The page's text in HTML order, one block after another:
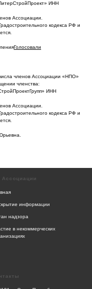
ИНН
Ассоциации.
кодекса РФ и
Голосовали
членов Ассоциации «НПО»
членства:
ИНН
Ассоциации.
кодекса РФ и
Ассоциации
информации
надзора
в некоммерческих